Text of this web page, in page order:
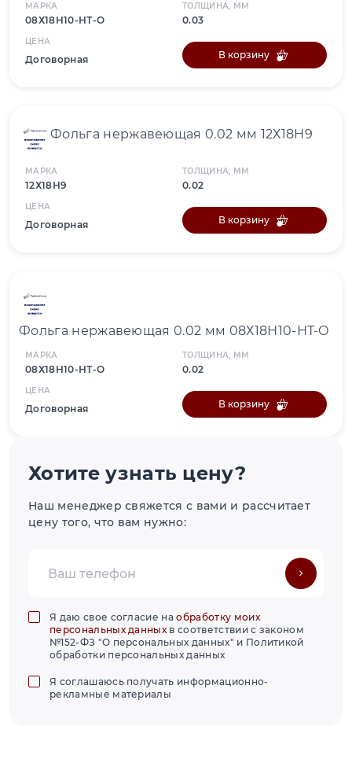
МАРКА
08Х18Н10-НТ-О
ТОЛЩИНА, ММ
0.03
ЦЕНА
Договорная В корзину
Фольга нержавеющая 0.02 мм 12Х18Н9
МАРКА
12Х18Н9
ТОЛЩИНА, ММ
0.02
ЦЕНА
Договорная В корзину
Фольга нержавеющая 0.02 мм 08Х18Н10-НТ-О
МАРКА
08Х18Н10-НТ-О
ТОЛЩИНА, ММ
0.02
ЦЕНА
Договорная В корзину
Хотите узнать цену?
Наш менеджер свяжется с вами и рассчитает
цену того, что вам нужно:
Я даю свое согласие наобработку моих
персональных данныхв соответствии с законом
№152-ФЗ "О персональных данных" и Политикой
обработки персональных данных
Я соглашаюсь получать информационно-
рекламные материалы